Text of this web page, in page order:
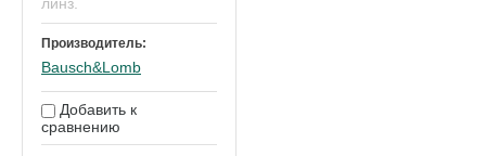
Производитель:
Bausch&Lomb
Добавить к
сравнению